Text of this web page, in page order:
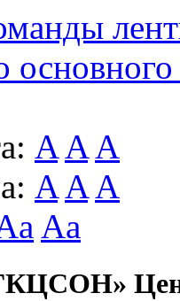
основного
A A A
A A A
Aa